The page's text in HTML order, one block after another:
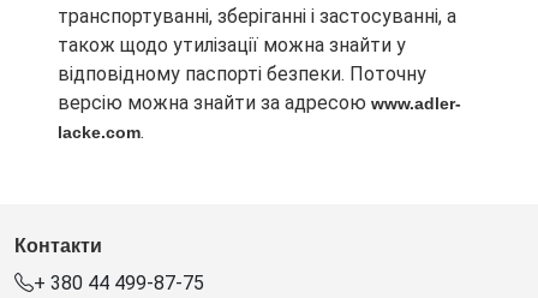
транспортуванні, зберіганні і застосуванні, а
також щодо утилізації можна знайти у
відповідному паспорті безпеки. Поточну
версію можна знайти за адресою www.adler-
lacke.com.
Контакти
+ 380 44 499-87-75